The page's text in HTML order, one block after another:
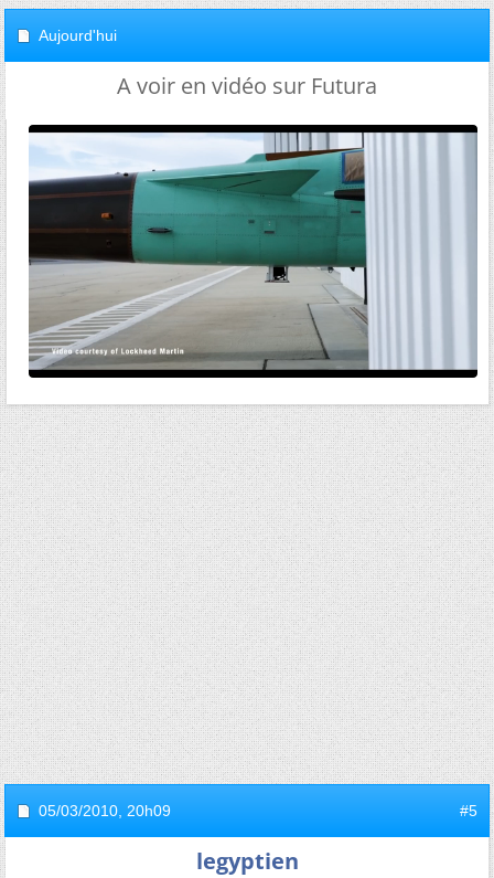
Aujourd'hui
A voir en vidéo sur Futura
05/03/2010, 20h09 #5
legyptien